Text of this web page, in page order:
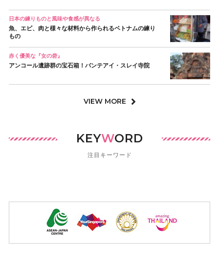
日本の練りものと風味や食感が異なる
魚、エビ、肉と様々な材料から作られるベトナムの練り
もの
赤く優美な『女の砦』
アンコール遺跡群の宝石箱！バンテアイ・スレイ寺院
VIEW MORE
KEYWORD
注目キーワード